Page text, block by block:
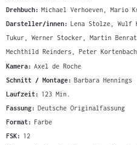
Drehbuch: Michael Verhoeven, Mario
Darsteller/innen: Lena Stolze,
Tukur, Werner Stocker, Martin
Mechthild Reinders, Peter
Kamera: Axel de Roche
Schnitt / Montage: Barbara Hennings
Laufzeit: 123 Min.
Fassung: Deutsche Originalfassung
Format: Farbe
FSK: 12